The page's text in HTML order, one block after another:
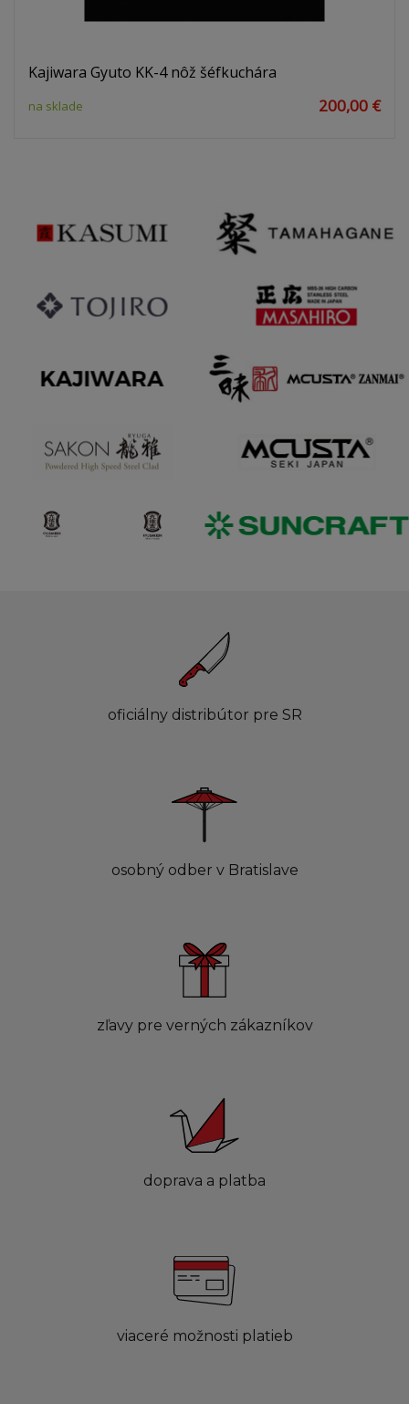
Kajiwara Gyuto KK-4 nôž šéfkuchára
na sklade 200,00 €
oficiálny distribútor pre SR
osobný odber v Bratislave
zľavy pre verných zákazníkov
doprava a platba
viaceré možnosti platieb